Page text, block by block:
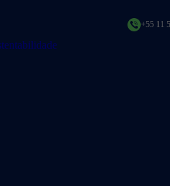
+55 11